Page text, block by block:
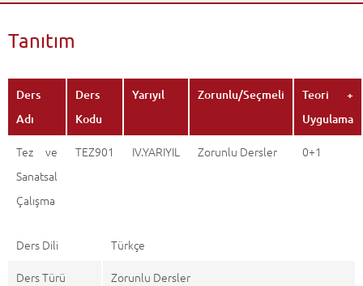
Tiyatro Sanat Dalı-Sanatta Yeterlik
Tanıtım
Ders
Adı
Ders
Kodu
Yarıyıl Zorunlu/Seçmeli
Teori +
Uygulama
Tez ve
Sanatsal
Çalışma
TEZ901 IV.YARIYIL Zorunlu Dersler 0+1
Ders Dili
Türkçe
Ders Türü
Zorunlu Dersler